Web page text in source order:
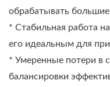
обрабатывать большие
* Стабильная работа
его идеальным для
* Умеренные потери в
балансировки